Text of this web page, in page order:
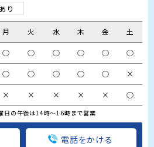
り
月 火 水 木 金 土
○ ○ ○ ○ ○ ○
○ ○ ○ ○ ○ ×
× × × × × ○
の午後は14時～16時まで営業
電話をかける